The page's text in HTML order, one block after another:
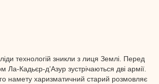
технологій зникли з лиця Землі. Перед
Кадьєр-д’Азур зустрічаються дві армії.
намету харизматичний старий розмовляє